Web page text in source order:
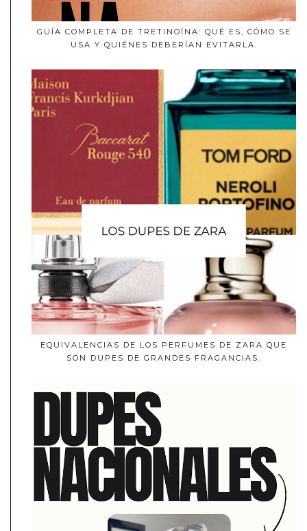
GUÍA COMPLETA DE TRETINOÍNA: QUÉ ES, CÓMO SE
USA Y QUIÉNES DEBERÍAN EVITARLA.
EQUIVALENCIAS DE LOS PERFUMES DE ZARA QUE
SON DUPES DE GRANDES FRAGANCIAS.